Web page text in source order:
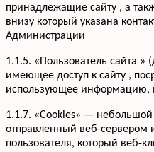
принадлежащие сайту , а
внизу который указана
Администрации
1.1.5. «Пользователь сайта »
имеющее доступ к сайту ,
использующее информацию,
1.1.7. «Cookies» —
отправленный веб-
пользователя, который веб-